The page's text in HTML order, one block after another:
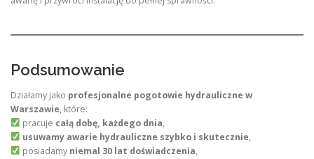
Podsumowanie
Działamy jako profesjonalne pogotowie hydrauliczne w
Warszawie, które:
pracuje całą dobę, każdego dnia,
usuwamy awarie hydrauliczne szybko i skutecznie,
posiadamy niemal 30 lat doświadczenia,